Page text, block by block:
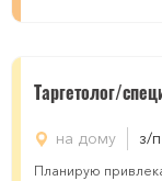
Таргетолог/
на дому з/
Планирую